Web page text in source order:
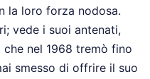
la loro forza nodosa.
vede i suoi antenati,
nel 1968 tremò fino
smesso di offrire il suo